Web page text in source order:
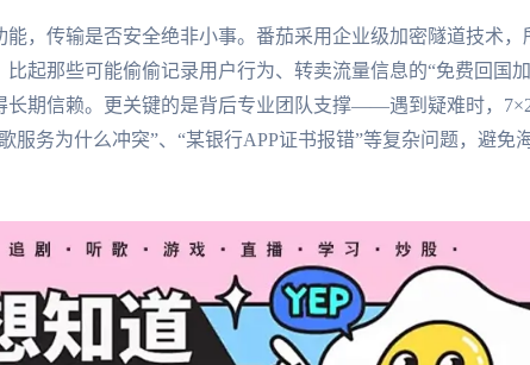
能，传输是否安全绝非小事。番茄采用企业级加密隧道技术，
起那些可能偷偷记录用户行为、转卖流量信息的“免费回国
长期信赖。更关键的是背后专业团队支撑——遇到疑难时，
服务为什么冲突”、“某银行APP证书报错”等复杂问题，避免